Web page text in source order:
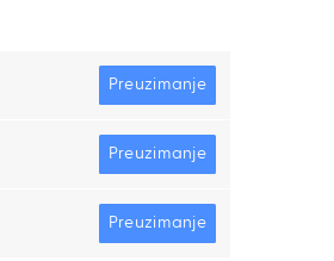
Preuzimanje
Preuzimanje
Preuzimanje